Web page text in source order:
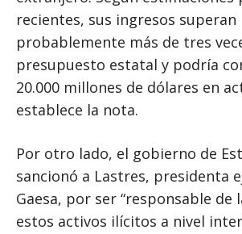
recientes, sus ingresos superan
probablemente más de tres
presupuesto estatal y podría
20.000 millones de dólares en
establece la nota.
Por otro lado, el gobierno de
sancionó a Lastres, presidenta
Gaesa, por ser “responsable de
estos activos ilícitos a nivel